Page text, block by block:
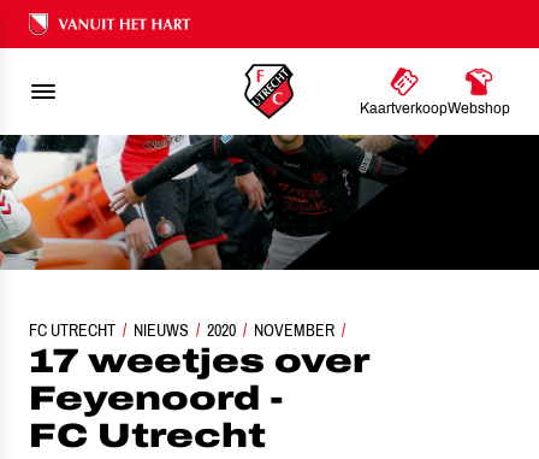
Ons nalatenschap
KaartverkoopWebshop
FC UTRECHT NIEUWS 2020 NOVEMBER
17 WEETJES OVER FEYENOORD - FC UTRECHT
17 weetjes over
Feyenoord -
FC Utrecht